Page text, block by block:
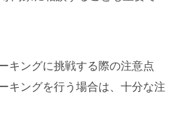
キングに挑戦する際の注意点
キングを行う場合は、十分な注